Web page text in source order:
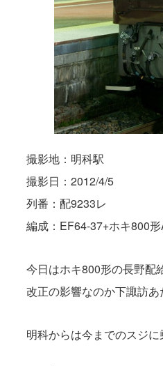
撮影地：明科駅
撮影日：2012/4/5
列番：配9233レ
編成：EF64-37+ホキ800
今日はホキ800形の長野配
改正の影響なのか下諏訪
明科からは今までのスジに